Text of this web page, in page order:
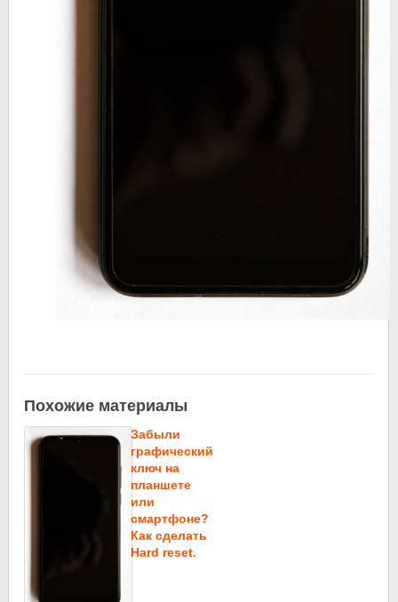
Похожие материалы
Забыли
графический
ключ на
планшете
или
смартфоне?
Как сделать
Hard reset.